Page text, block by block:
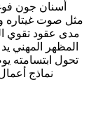
أسنان جون
مثل صوت غيتاره
مدى عقود تقوي
المظهر المهني
تحول ابتسامته
نماذج